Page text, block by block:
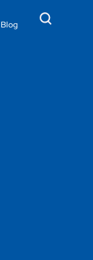
Blog